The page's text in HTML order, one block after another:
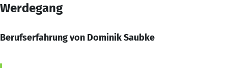
Werdegang
Berufserfahrung von Dominik Saubke